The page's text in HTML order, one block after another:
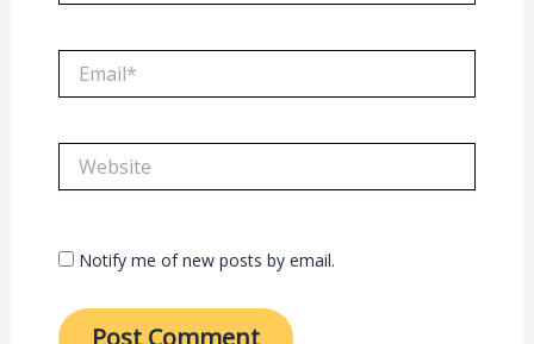
Notify me of new posts by email.